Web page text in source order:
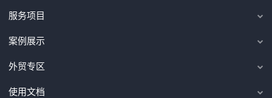
服务项目
案例展示
外贸专区
使用文档